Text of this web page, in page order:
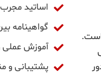
است.
اساتید مجرب
گواهینامه
آموزش عملی
پشتیبانی و